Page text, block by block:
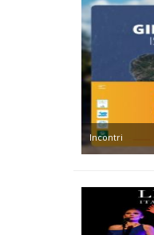
Incontri